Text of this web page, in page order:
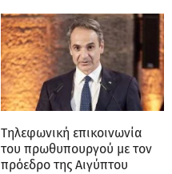
Τηλεφωνική επικοινωνία
του πρωθυπουργού με τον
πρόεδρο της Αιγύπτου